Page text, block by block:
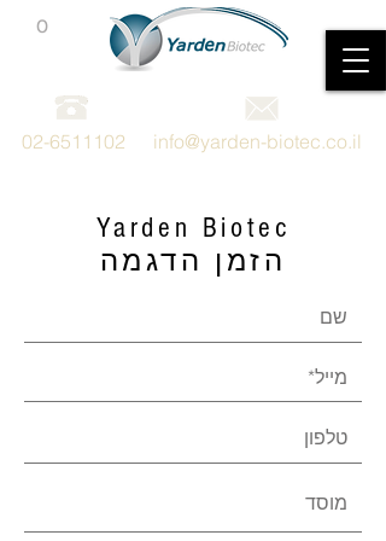
02-6511102 info@yarden-biotec.co.il
0
Yarden Biotec
הזמן הדגמה